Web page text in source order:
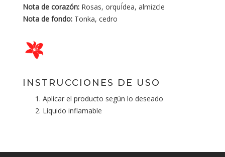
Nota de corazón: Rosas, orquÍdea, almizcle
Nota de fondo: Tonka, cedro
INSTRUCCIONES DE USO
Aplicar el producto según lo deseado
Líquido inflamable